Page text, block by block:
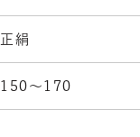
正絹
150～170